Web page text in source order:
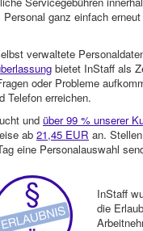
ganz einfach
verwaltete
bietet InStaff als
oder Probleme
Telefon erreichen.
und über 99 % unserer
ab 21,45 EUR an.
eine Personalauswahl
InStaff
die